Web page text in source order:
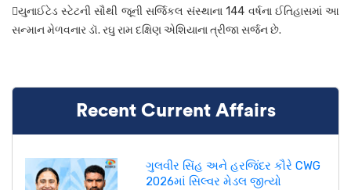
યુનાઈટેડ સ્ટેટની સૌથી જૂની સર્જિકલ સંસ્થાના 144 વર્ષના ઈતિહાસમાં આ
સન્માન મેળવનાર ડૉ. રઘુ રામ દક્ષિણ એશિયાના ત્રીજા સર્જન છે.
Recent Current Affairs
ગુલવીર સિંહ અને હરજિંદર કૌરે CWG
2026માં સિલ્વર મેડલ જીત્યો